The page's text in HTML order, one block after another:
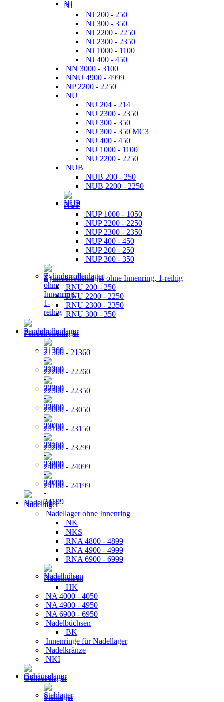
NJ
NJ 200 - 250
NJ 300 - 350
NJ 2200 - 2250
NJ 2300 - 2350
NJ 1000 - 1100
NJ 400 - 450
NN 3000 - 3100
NNU 4900 - 4999
NP 2200 - 2250
NU
NU 204 - 214
NU 2300 - 2350
NU 300 - 350
NU 300 - 350 MC3
NU 400 - 450
NU 1000 - 1100
NU 2200 - 2250
NUB
NUB 200 - 250
NUB 2200 - 2250
NUP
NUP 1000 - 1050
NUP 2200 - 2250
NUP 2300 - 2350
NUP 400 - 450
NUP 200 - 250
NUP 300 - 350
Zylinderrollenlager ohne Innenring, 1-reihig
RNU 200 - 250
RNU 2200 - 2250
RNU 2300 - 2350
RNU 300 - 350
Pendelrollenlager
21300 - 21360
22200 - 22260
22300 - 22350
23000 - 23050
23100 - 23150
23200 - 23299
24000 - 24099
24100 - 24199
Nadellager
Nadellager ohne Innenring
NK
NKS
RNA 4800 - 4899
RNA 4900 - 4999
RNA 6900 - 6999
Nadelhülsen
HK
NA 4000 - 4050
NA 4900 - 4950
NA 6900 - 6950
Nadelbüchsen
BK
Innenringe für Nadellager
Nadelkränze
NKI
Gehäuselager
Stehlager